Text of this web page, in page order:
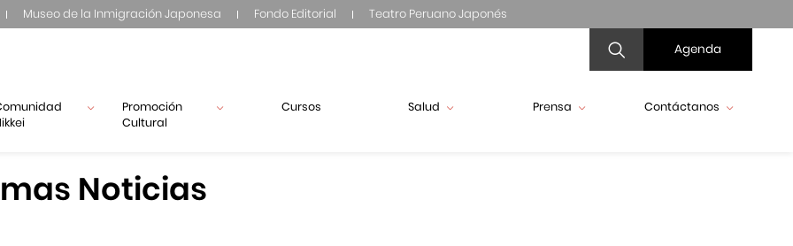
Museo de la Inmigración Japonesa Fondo Editorial Teatro Peruano Japonés
Agenda
Promoción
Cultural
Cursos Salud Prensa Contáctanos
Noticias